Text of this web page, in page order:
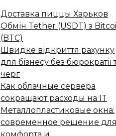
Доставка пиццы Харьков
Обмін Tether (USDT) з
(BTC)
Швидке відкриття рахунку
для бізнесу без бюрократії
черг
Как облачные сервера
сокращают расходы на IT
Металлопластиковые окна:
современное решение для